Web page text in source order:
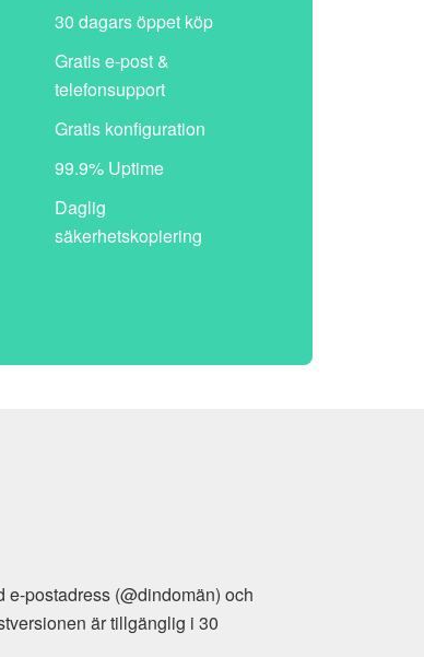
30 dagars öppet köp
Gratis e-post &
telefonsupport
Gratis konfiguration
99.9% Uptime
Daglig
säkerhetskopiering
(@dindomän) och
tillgänglig i 30